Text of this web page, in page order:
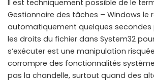
Il est techniquement possible de le
Gestionnaire des tâches – Windows le
automatiquement quelques secondes
les droits du fichier dans System32
s’exécuter est une manipulation
corrompre des fonctionnalités
pas la chandelle, surtout quand des